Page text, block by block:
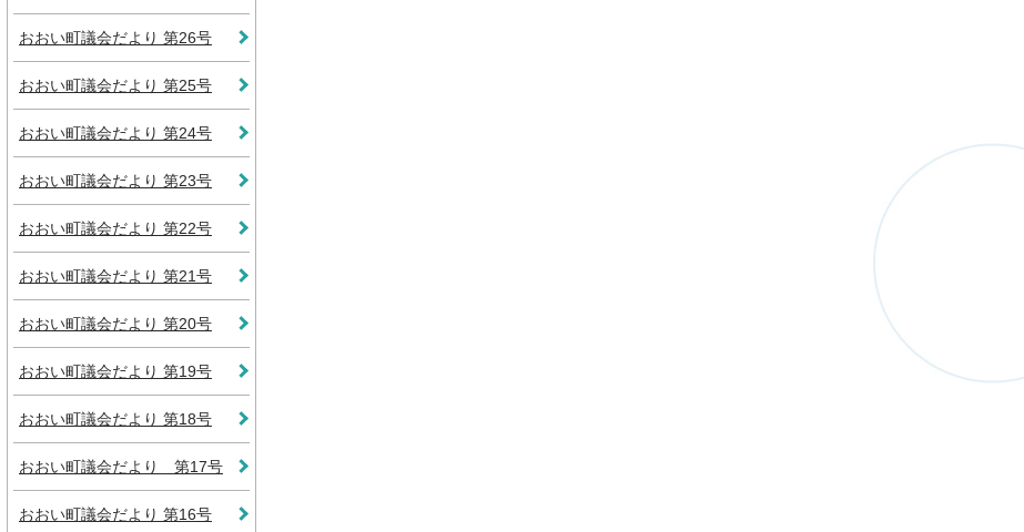
おおい町議会だより 第26号
おおい町議会だより 第25号
おおい町議会だより 第24号
おおい町議会だより 第23号
おおい町議会だより 第22号
おおい町議会だより 第21号
おおい町議会だより 第20号
おおい町議会だより 第19号
おおい町議会だより 第18号
おおい町議会だより 第17号
おおい町議会だより 第16号